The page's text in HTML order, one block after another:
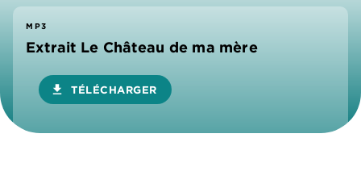
MP3
Extrait Le Château de ma mère
download TÉLÉCHARGER